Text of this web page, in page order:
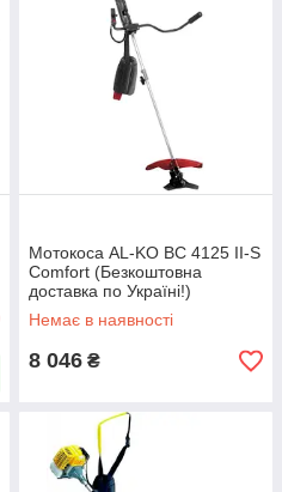
Мотокоса AL-KO BC 4125 II-S
Comfort (Безкоштовна
доставка по Україні!)
Немає в наявності
8 046 ₴